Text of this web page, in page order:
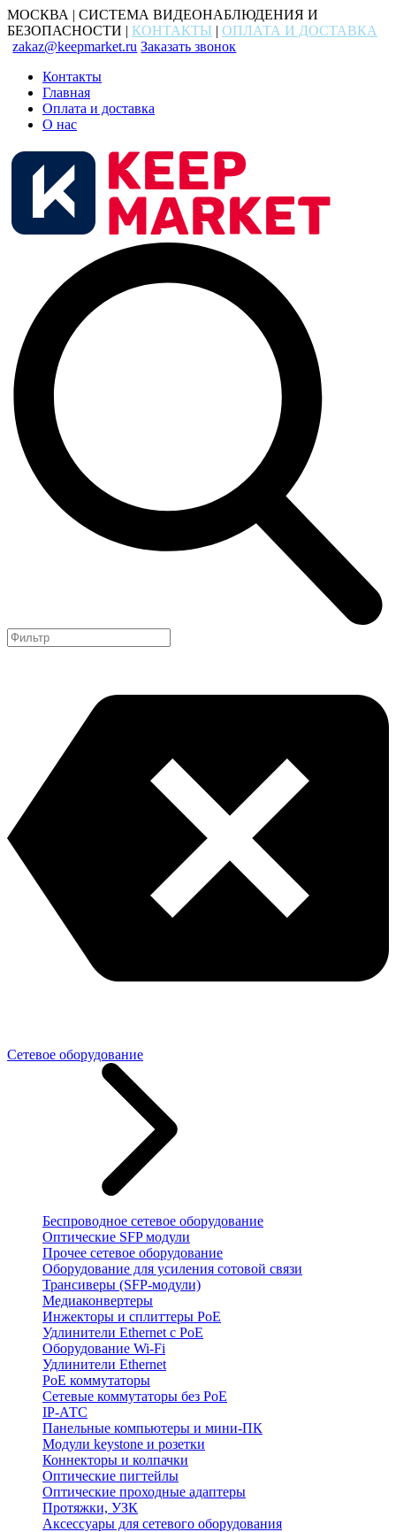
МОСКВА | СИСТЕМА ВИДЕОНАБЛЮДЕНИЯ И
БЕЗОПАСНОСТИ | КОНТАКТЫ | ОПЛАТА И ДОСТАВКА
zakaz@keepmarket.ru Заказать звонок
Контакты
Главная
Оплата и доставка
О нас
Сетевое оборудование
Беспроводное сетевое оборудование
Оптические SFP модули
Прочее сетевое оборудование
Оборудование для усиления сотовой связи
Трансиверы (SFP-модули)
Медиаконвертеры
Инжекторы и сплиттеры PoE
Удлинители Ethernet с PoE
Оборудование Wi-Fi
Удлинители Ethernet
PoE коммутаторы
Сетевые коммутаторы без PoE
IP-АТС
Панельные компьютеры и мини-ПК
Модули keystone и розетки
Коннекторы и колпачки
Оптические пигтейлы
Оптические проходные адаптеры
Протяжки, УЗК
Аксессуары для сетевого оборудования